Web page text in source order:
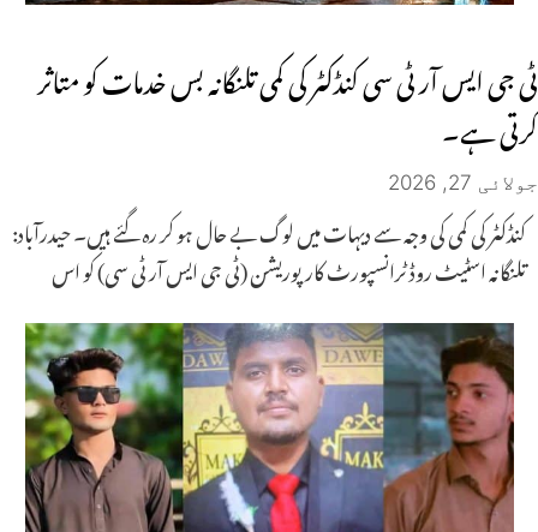
ٹی جی ایس آر ٹی سی کنڈکٹر کی کمی تلنگانہ بس خدمات کو متاثر
کرتی ہے۔
جولائی 27, 2026
کنڈکٹر کی کمی کی وجہ سے دیہات میں لوگ بے حال ہو کر رہ گئے ہیں۔ حیدرآباد:
تلنگانہ اسٹیٹ روڈ ٹرانسپورٹ کارپوریشن (ٹی جی ایس آر ٹی سی) کو اس